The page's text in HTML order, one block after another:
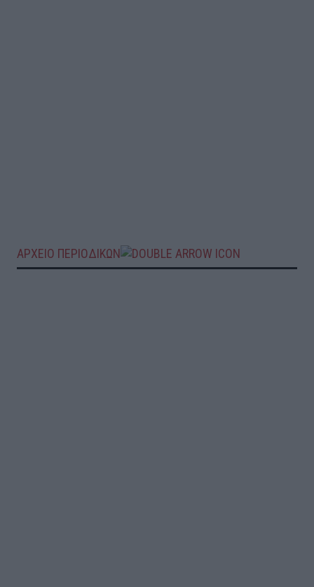
ΑΡΧΕΙΟ ΠΕΡΙΟΔΙΚΩΝ